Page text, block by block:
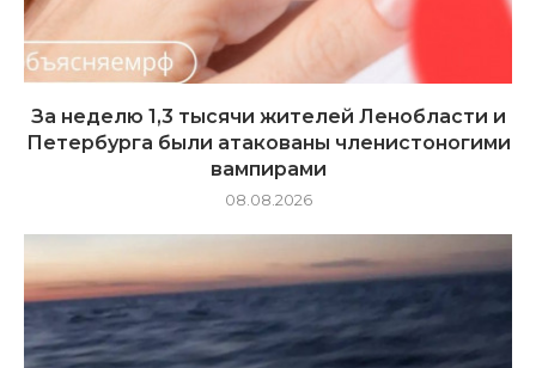
За неделю 1,3 тысячи жителей Ленобласти и
Петербурга были атакованы членистоногими
вампирами
08.08.2026